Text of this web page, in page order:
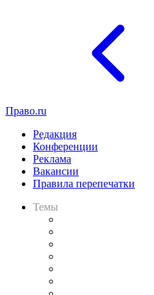
Право.ru
Редакция
Конференции
Реклама
Вакансии
Правила перепечатки
Темы